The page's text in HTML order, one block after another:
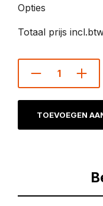
Opties
Totaal prijs
TOEVOEGEN